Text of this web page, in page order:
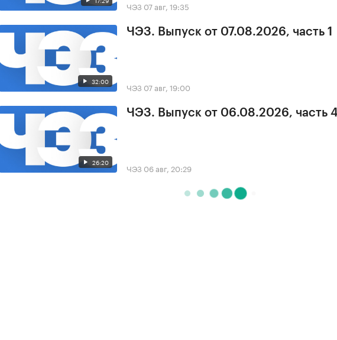
ЧЭЗ 07 авг, 19:35
32:00
ЧЭЗ. Выпуск от 07.08.2026, часть 1
ЧЭЗ 07 авг, 19:00
26:20
ЧЭЗ. Выпуск от 06.08.2026, часть
ЧЭЗ 06 авг, 20:29